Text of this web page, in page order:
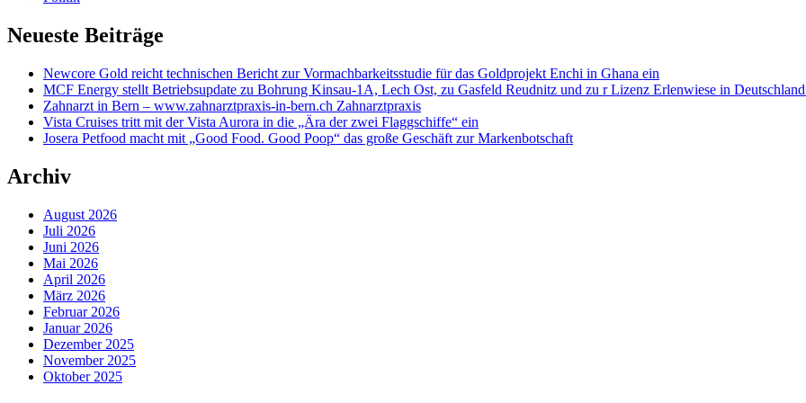
Neueste Beiträge
Newcore Gold reicht technischen Bericht zur Vormachbarkeitsstudie für das Goldprojekt Enchi in Ghana ein
MCF Energy stellt Betriebsupdate zu Bohrung Kinsau-1A, Lech Ost, zu Gasfeld Reudnitz und zu r Lizenz Erlenwiese in
Zahnarzt in Bern – www.zahnarztpraxis-in-bern.ch Zahnarztpraxis
Vista Cruises tritt mit der Vista Aurora in die „Ära der zwei Flaggschiffe“ ein
Josera Petfood macht mit „Good Food. Good Poop“ das große Geschäft zur Markenbotschaft
Archiv
August 2026
Juli 2026
Juni 2026
Mai 2026
April 2026
März 2026
Februar 2026
Januar 2026
Dezember 2025
November 2025
Oktober 2025